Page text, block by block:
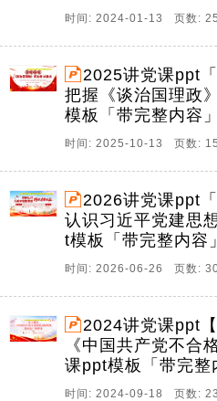
时间: 2024-01-13 页数: 25
2025讲党课ppt
把握《谈治国理政
模板「带完整内容
时间: 2025-10-13 页数: 15
2026讲党课ppt
认识习近平党建思
t模板「带完整内容
时间: 2026-06-26 页数:
2024讲党课ppt
《中国共产党不合
课ppt模板「带完整
时间: 2024-09-18 页数: 23